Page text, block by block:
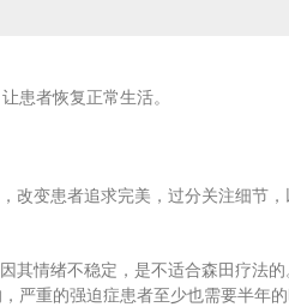
患者恢复正常生活。
改变患者追求完美，过分关注细节
情绪不稳定，是不适合森田疗法的
严重的强迫症患者至少也需要半年